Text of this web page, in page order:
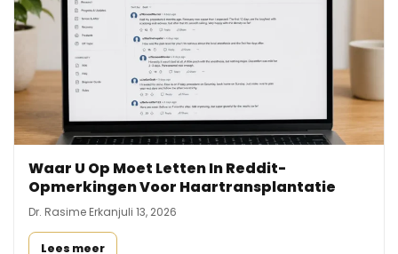
Waar U Op Moet Letten In Reddit-
Opmerkingen Voor Haartransplantatie
Dr. Rasime Erkanjuli 13, 2026
Lees meer